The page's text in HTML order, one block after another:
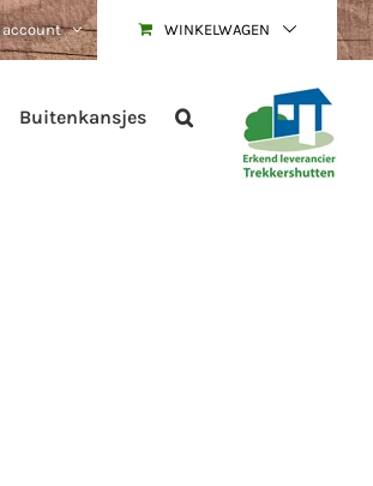
WINKELWAGEN
Buitenkansjes